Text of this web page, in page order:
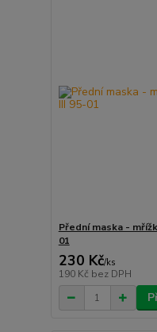
Přední maska -
01
230 Kč/ks
190 Kč bez DPH